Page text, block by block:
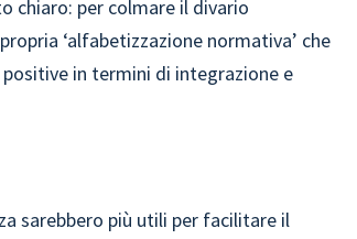
chiaro: per colmare il divario
‘alfabetizzazione normativa’ che
in termini di integrazione e
sarebbero più utili per facilitare il